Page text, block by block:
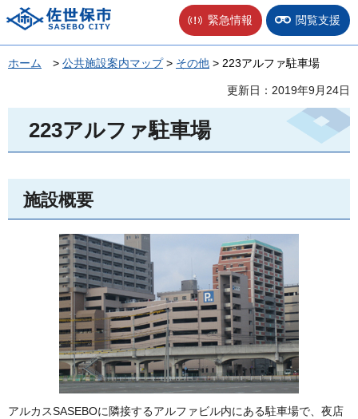
佐世保市 緊急情報 閲覧支援
ホーム > 公共施設案内マップ> その他 > 223アルファ駐車場
更新日：2019年9月24日
223アルファ駐車場
施設概要
アルカスSASEBOに隣接するアルファビル内にある駐車場で、夜店